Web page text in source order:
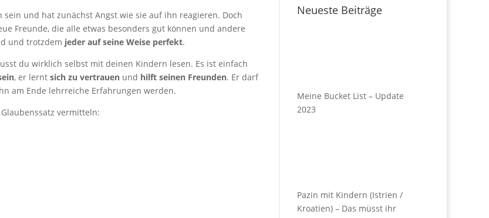
und hat zunächst Angst wie sie auf ihn reagieren. Doch
Freunde, die alle etwas besonders gut können und andere
und trotzdem jeder auf seine Weise perfekt.
du wirklich selbst mit deinen Kindern lesen. Es ist einfach
, er lernt sich zu vertrauen und hilft seinen Freunden. Er darf
am Ende lehrreiche Erfahrungen werden.
vermitteln:
Neueste Beiträge
Meine Bucket List – Update
2023
Pazin mit Kindern (Istrien /
Kroatien) – Das müsst ihr